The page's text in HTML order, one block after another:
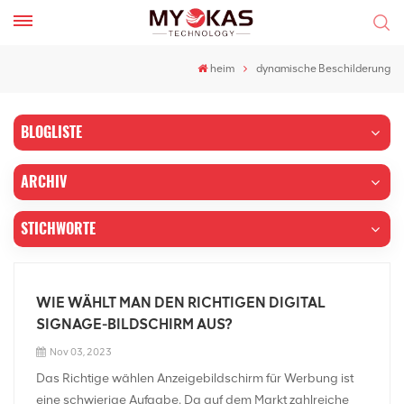
heim dynamische Beschilderung
BLOGLISTE
ARCHIV
STICHWORTE
WIE WÄHLT MAN DEN RICHTIGEN DIGITAL
SIGNAGE-BILDSCHIRM AUS?
Nov 03, 2023
Das Richtige wählen Anzeigebildschirm für Werbung ist
eine schwierige Aufgabe. Da auf dem Markt zahlreiche